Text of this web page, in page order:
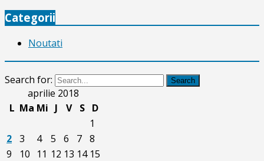
Categorii
Noutati
Search for: Search
aprilie 2018
L Ma Mi J V S
D
1
2 3 4 5 6 7 8
9
10 11 12 13 14 15